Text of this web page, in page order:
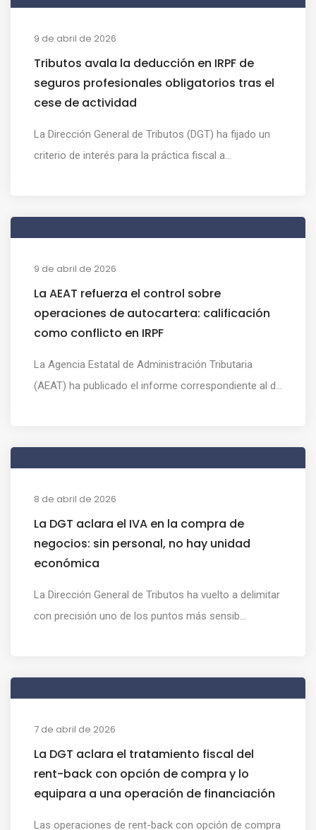
9 de abril de 2026
Tributos avala la deducción en IRPF de
seguros profesionales obligatorios tras el
cese de actividad
La Dirección General de Tributos (DGT) ha fijado un
criterio de interés para la práctica fiscal a...
9 de abril de 2026
La AEAT refuerza el control sobre
operaciones de autocartera: calificación
como conflicto en IRPF
La Agencia Estatal de Administración Tributaria
(AEAT) ha publicado el informe correspondiente al d...
8 de abril de 2026
La DGT aclara el IVA en la compra de
negocios: sin personal, no hay unidad
económica
La Dirección General de Tributos ha vuelto a delimitar
con precisión uno de los puntos más sensib...
7 de abril de 2026
La DGT aclara el tratamiento fiscal del
rent-back con opción de compra y lo
equipara a una operación de financiación
Las operaciones de rent-back con opción de compra